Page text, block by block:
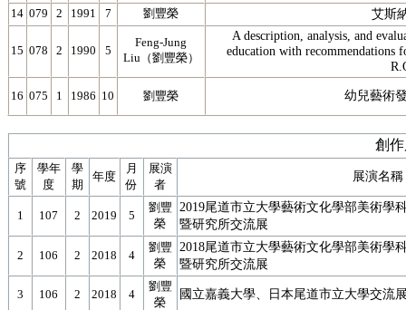
14 079 2 1991 7 劉豐榮 艾斯
15 078 2 1990 5
Feng-Jung
Liu（劉豐榮）
A description, analysis, and
education with recommendations
16 075 1 1986 10 劉豐榮 幼兒藝術
創
序
號
學年
度
學
期
年度
月
份
展演
者
展演名稱
1 107 2 2019 5
劉豐
榮
2019尾道市立大學藝術文化學部美術學
暨研究所交流展
2 106 2 2018 4
劉豐
榮
2018尾道市立大學藝術文化學部美術學
暨研究所交流展
3 106 2 2018 4
劉豐
榮
國立嘉義大學、日本尾道市立大學交流